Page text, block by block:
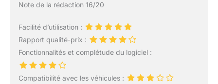
Note de la rédaction 16/20
Facilité d’utilisation :
Rapport qualité-prix :
Fonctionnalités et complétude du logiciel :
Compatibilité avec les véhicules :